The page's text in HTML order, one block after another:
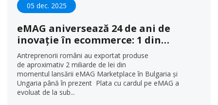
05 dec. 2025
eMAG aniversează 24 de ani de
inovație în ecommerce: 1 din
2 cumpărători online din
regiune este client eMAG
Antreprenorii români au exportat produse
de aproximativ 2 miliarde de lei din
momentul lansării eMAG Marketplace în Bulgaria și
Ungaria până în prezent Plata cu cardul pe eMAG a
evoluat de la sub...